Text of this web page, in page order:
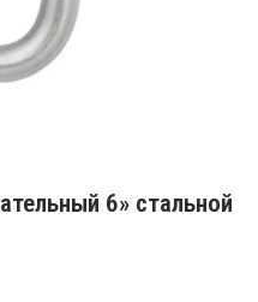
6» стальной